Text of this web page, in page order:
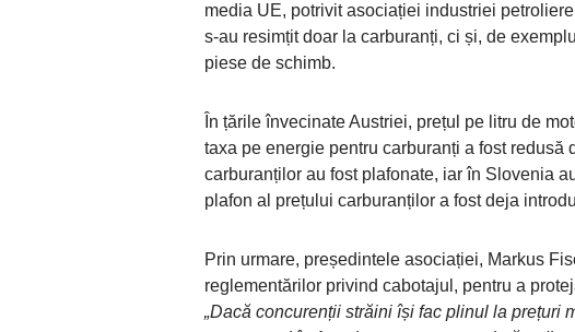
media UE, potrivit asociației industriei
s-au resimțit doar la carburanți, ci și, de
piese de schimb.
În țările învecinate Austriei, prețul pe litru de
taxa pe energie pentru carburanți a fost redusă
carburanților au fost plafonate, iar în Slovenia
plafon al prețului carburanților a fost deja
Prin urmare, președintele asociației, Markus
reglementărilor privind cabotajul, pentru a
„Dacă concurenții străini își fac plinul la prețuri